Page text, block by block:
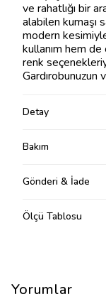
ve rahatlığı bir
alabilen kumaşı
modern
kullanım hem
renk
Gardırobunuzun
Detay
Bakım
Gönderi & İade
Ölçü Tablosu
Yorumlar